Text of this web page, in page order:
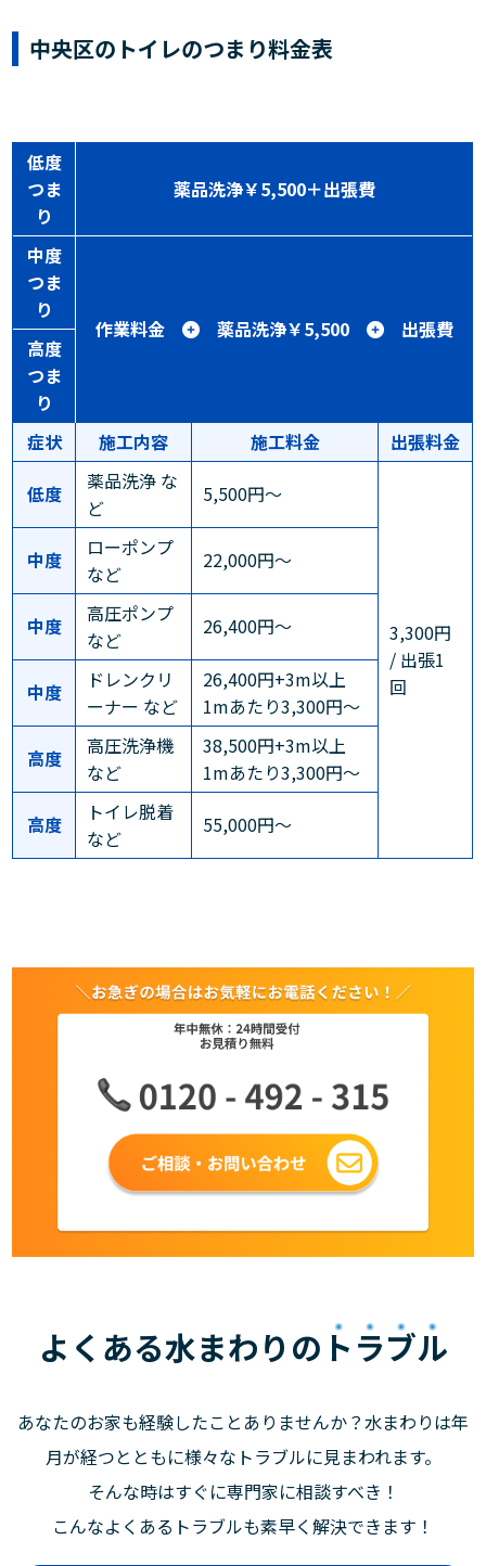
中央区のトイレのつまり料金表
低度
つま
り
薬品洗浄￥5,500＋出張費
中度
つま
り
作業料金 薬品洗浄￥5,500 出張費
高度
つま
り
症状
施工内容 施工料金
出張料金
低度
薬品洗浄 な
ど
5,500円～
3,300円
/ 出張1
回
中度
ローポンプ
など
22,000円～
中度
高圧ポンプ
など
26,400円～
中度
ドレンクリ
ーナー など
26,400円+3m以上
1mあたり3,300円～
高度
高圧洗浄機
など
38,500円+3m以上
1mあたり3,300円～
高度
トイレ脱着
など
55,000円～
よくある水まわりの トラブル
あなたのお家も経験したことありませんか？水まわりは年
月が経つとともに様々なトラブルに見まわれます。
そんな時はすぐに専門家に相談すべき！
こんなよくあるトラブルも素早く解決できます！